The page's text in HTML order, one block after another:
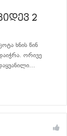
2
ხნის წინ
ორივე